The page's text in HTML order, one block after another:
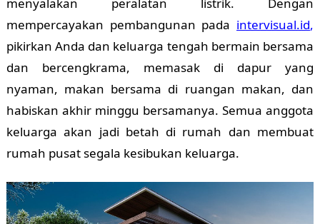
mempercayakan pembangunan pada intervisual.id,
pikirkan Anda dan keluarga tengah bermain bersama
dan bercengkrama, memasak di dapur yang
nyaman, makan bersama di ruangan makan, dan
habiskan akhir minggu bersamanya. Semua anggota
keluarga akan jadi betah di rumah dan membuat
rumah pusat segala kesibukan keluarga.